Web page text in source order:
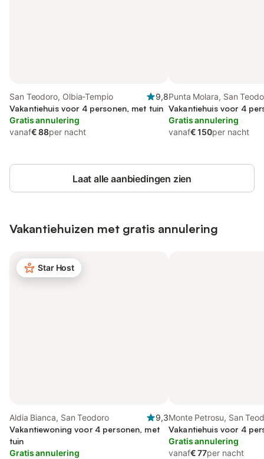
San Teodoro, Olbia-Tempio
9,8
Vakantiehuis voor 4 personen, met tuin
Gratis annulering
vanaf€ 88per nacht
Punta Molara, San
Vakantiehuis voor 4
Gratis annulering
vanaf€ 150per nacht
Laat alle aanbiedingen zien
Vakantiehuizen met gratis annulering
Star Host
Aldia Bianca, San Teodoro
9,3
Vakantiewoning voor 4 personen, met
tuin
Gratis annulering
Monte Petrosu, San
Vakantiehuis voor 4
Gratis annulering
vanaf€ 77per nacht